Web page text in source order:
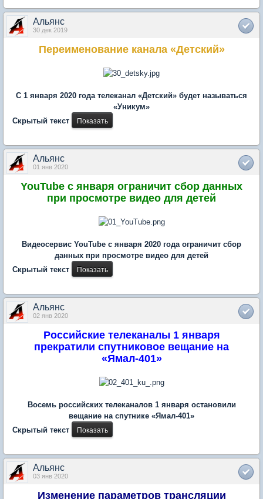
Альянс
30 дек 2019
Переименование канала «Детский»
С 1 января 2020 года телеканал «Детский» будет называться
«Уникум»
Скрытый текст
Альянс
01 янв 2020
YouTube с января ограничит сбор данных
при просмотре видео для детей
Видеосервис YouTube с января 2020 года ограничит сбор
данных при просмотре видео для детей
Скрытый текст
Альянс
02 янв 2020
Российские телеканалы 1 января
прекратили спутниковое вещание на
«Ямал-401»
Восемь российских телеканалов 1 января остановили
вещание на спутнике «Ямал-401»
Скрытый текст
Альянс
03 янв 2020
Изменение параметров трансляции